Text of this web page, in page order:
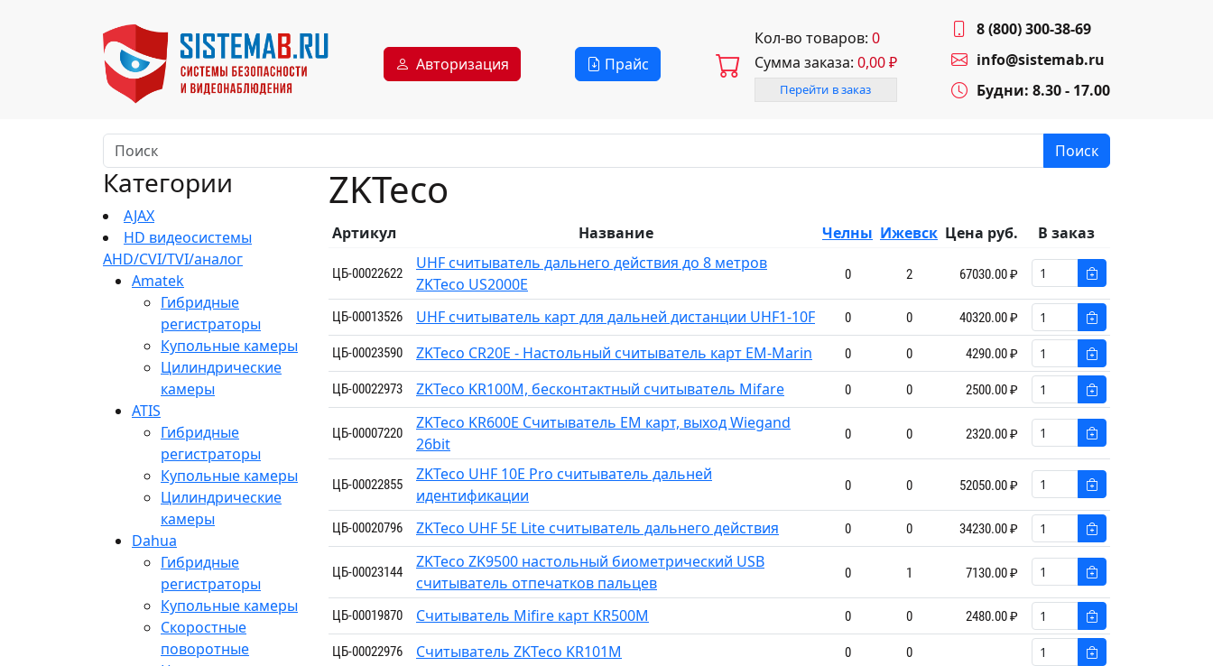
Авторизация Прайс
Кол-во товаров: 0
Сумма заказа: 0,00₽
Перейти в заказ
8 (800) 300-38-69
info@sistemab.ru
Будни: 8.30 - 17.00
Поиск
Категории
AJAX
HD видеосистемы
AHD/CVI/TVI/аналог
Amatek
Гибридные
регистраторы
Купольные камеры
Цилиндрические
камеры
ATIS
Гибридные
регистраторы
Купольные камеры
Цилиндрические
камеры
Dahua
Гибридные
регистраторы
Купольные камеры
Скоростные
поворотные
ZKTeco
Артикул Название Челны Ижевск Цена руб. В заказ
ЦБ-00022622
UHF считыватель дальнего действия до 8 метров
ZKTeco US2000E
0 2 67030.00 ₽
ЦБ-00013526 UHF считыватель карт для дальней дистанции UHF1-10F 0 0 40320.00 ₽
ЦБ-00023590 ZKTeco CR20E - Настольный считыватель карт EM-Marin 0 0 4290.00 ₽
ЦБ-00022973 ZKTeco KR100M, бесконтактный считыватель Mifare 0 0 2500.00 ₽
ЦБ-00007220
ZKTeco KR600E Считыватель EM карт, выход Wiegand
26bit
0 0 2320.00 ₽
ЦБ-00022855
ZKTeco UHF 10E Pro считыватель дальней
идентификации
0 0 52050.00 ₽
ЦБ-00020796 ZKTeco UHF 5E Lite считыватель дальнего действия 0 0 34230.00 ₽
ЦБ-00023144
ZKTeco ZK9500 настольный биометрический USB
считыватель отпечатков пальцев
0 1 7130.00 ₽
ЦБ-00019870 Считыватель Mifire карт KR500M 0 0 2480.00 ₽
ЦБ-00022976 Считыватель ZKTeco KR101M 0 0